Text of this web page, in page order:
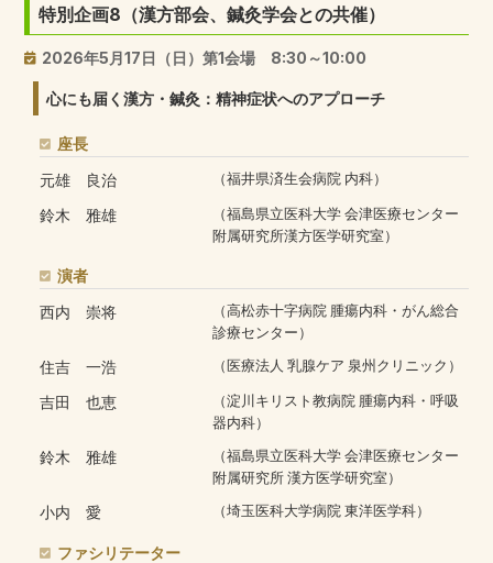
特別企画8（漢方部会、鍼灸学会との共催）
2026年5月17日（日）第1会場 8:30～10:00
心にも届く漢方・鍼灸：精神症状へのアプローチ
座長
元雄 良治
（福井県済生会病院 内科）
鈴木 雅雄
（福島県立医科大学 会津医療センター
附属研究所漢方医学研究室）
演者
西内 崇将
（高松赤十字病院 腫瘍内科・がん総合
診療センター）
住吉 一浩 （医療法人 乳腺ケア 泉州クリニック）
吉田 也恵
（淀川キリスト教病院 腫瘍内科・呼吸
器内科）
鈴木 雅雄
（福島県立医科大学 会津医療センター
附属研究所 漢方医学研究室）
小内 愛 （埼玉医科大学病院 東洋医学科）
ファシリテーター